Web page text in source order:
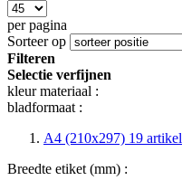
per pagina
Sorteer op
Filteren
Selectie verfijnen
kleur materiaal :
bladformaat :
A4 (210x297) 19 artikel
Breedte etiket (mm) :